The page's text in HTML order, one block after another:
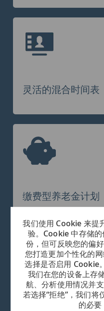
我们使用 Cookie 来提
验。Cookie 中存储
份，但可反映您的偏
您打造更加个性化的
选择是否启用 Cookie
我们在您的设备上存
航、分析使用情况并
若选择“拒绝”，我们
的必要
灵活的混合时间表
缴费型养老金计划
员工、朋友和家